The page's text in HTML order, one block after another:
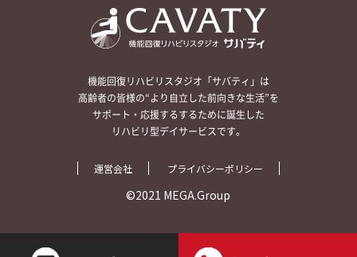
機能回復リハビリスタジオ「サバティ」は
高齢者の皆様の“より自立した前向きな生活”を
サポート・応援するするために誕生した
リハビリ型デイサービスです。
運営会社 プライバシーポリシー
©2021 MEGA.Group